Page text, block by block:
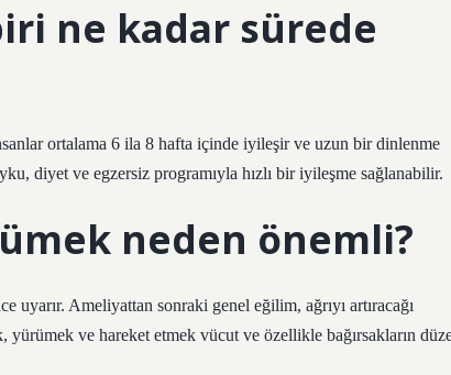
ne kadar sürede
ortalama 6 ila 8 hafta içinde iyileşir ve uzun bir dinlenme
diyet ve egzersiz programıyla hızlı bir iyileşme sağlanabilir.
neden önemli?
Ameliyattan sonraki genel eğilim, ağrıyı artıracağı
ve hareket etmek vücut ve özellikle bağırsakların